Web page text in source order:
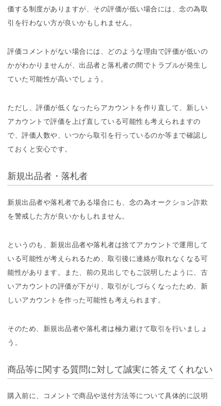
価する制度がありますが、その評価が低い場合には、念の為取
引を行わない方が良いかもしれません。
評価コメントがない場合には、どのような理由で評価が低いの
かがわかりませんが、出品者と落札者の間でトラブルが発生し
ていた可能性が高いでしょう。
ただし、評価が低くなったらアカウントを作り直して、新しい
アカウントで評価を上げ直している可能性も考えられますの
で、評価人数や、いつから取引を行っているのか等まで確認し
ておくと安心です。
新規出品者・落札者
新規出品者や落札者である場合にも、念の為オークション詐欺
を警戒した方が良いかもしれません。
というのも、新規出品者や落札者は捨てアカウントで運用して
いる可能性が考えられるため、取引後に連絡が取れなくなる可
能性があります。また、前の見出しでもご説明したように、古
いアカウントの評価が下がり、取引がしづらくなったため、新
しいアカウントを作った可能性も考えられます。
そのため、新規出品者や落札者は極力避けて取引を行いましょ
う。
商品等に関する質問に対して誠実に答えてくれない
購入前に、コメントで商品や送付方法等について具体的に説明